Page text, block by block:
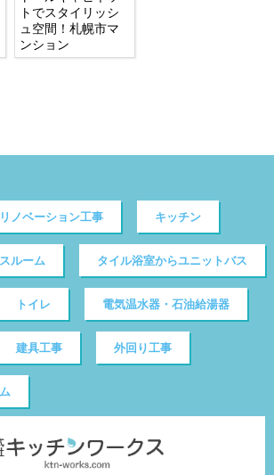
トでスタイリッシ
ュ空間！札幌市マ
ンション
ノベーション工事 キッチン
ルーム タイル浴室からユニットバス
トイレ 電気温水器・石油給湯器
建具工事 外回り工事